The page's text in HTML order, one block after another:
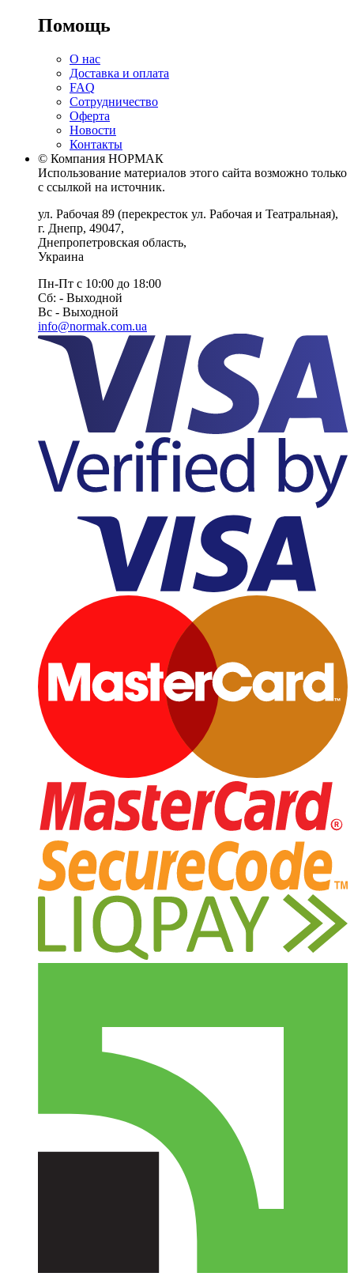
Помощь
О нас
Доставка и оплата
FAQ
Сотрудничество
Оферта
Новости
Контакты
© Компания НОРМАК
Использование материалов этого сайта возможно только
с ссылкой на источник.
ул. Рабочая 89 (перекресток ул. Рабочая и Театральная),
г. Днепр, 49047,
Днепропетровская область,
Украина
Пн-Пт с 10:00 до 18:00
Сб: - Выходной
Вс - Выходной
info@normak.com.ua